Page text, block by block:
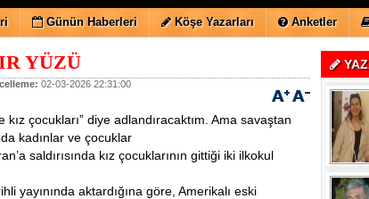
Günün Haberleri Köşe Yazarları Anketler
YÜZÜ
02-03-2026 22:31:00
kız çocukları” diye adlandıracaktım. Ama savaştan
kadınlar ve çocuklar
saldırısında kız çocuklarının gittiği iki ilkokul
yayınında aktardığına göre, Amerikalı eski